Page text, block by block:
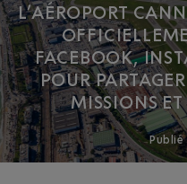
L’AÉROPORT
FACEBOOK,
POUR
MISSIONS
Publié